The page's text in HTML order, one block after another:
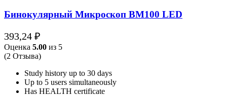
Бинокулярный Микроскоп BM100 LED
393,24 ₽
Оценка 5.00 из 5
(2 Отзыва)
Study history up to 30 days
Up to 5 users simultaneously
Has HEALTH certificate